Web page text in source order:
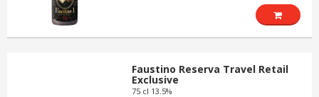
Faustino Reserva Travel Retail
Exclusive
75 cl 13.5%